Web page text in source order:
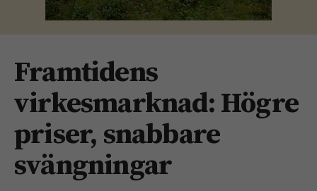
Framtidens
virkesmarknad: Högre
priser, snabbare
svängningar